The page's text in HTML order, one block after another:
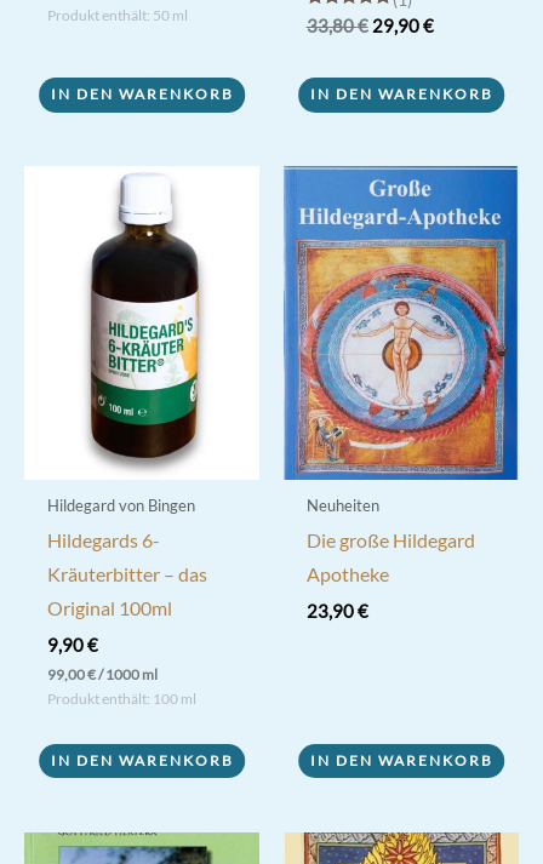
Produkt enthält: 50 ml
IN DEN WARENKORB
Bewertet mit
5.00
33,80€ Ursprünglicher
33,80 €
29,90€Aktueller
29,90 €.
IN DEN WARENKORB
Hildegard von Bingen
Hildegards 6-
Kräuterbitter – das
Original 100ml
9,90€
99,00€/1000 ml
Produkt enthält: 100 ml
IN DEN WARENKORB
Neuheiten
Die große Hildegard
Apotheke
23,90€
IN DEN WARENKORB